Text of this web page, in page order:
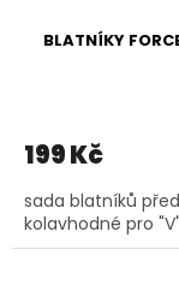
BLATNÍKY
199 Kč
sada blatníků
kolavhodné pro